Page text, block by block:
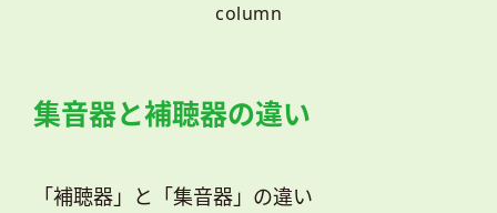
column
集音器と補聴器の違い
「補聴器」と「集音器」の違い